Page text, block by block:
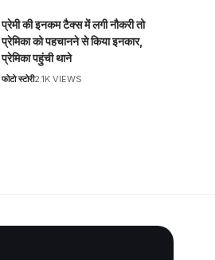
प्रेमी की इनकम टैक्स में लगी नौकरी तो
प्रेमिका को पहचानने से किया इनकार,
प्रेमिका पहुंची थाने
फोटो स्टोरी2.1K VIEWS